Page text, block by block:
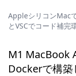
AppleシリコンMac
とVSCでコード補完
M1 MacBook
Dockerで構築